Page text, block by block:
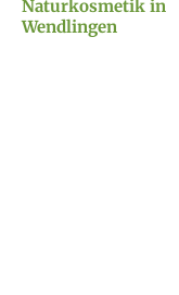
Naturkosmetik in
Wendlingen